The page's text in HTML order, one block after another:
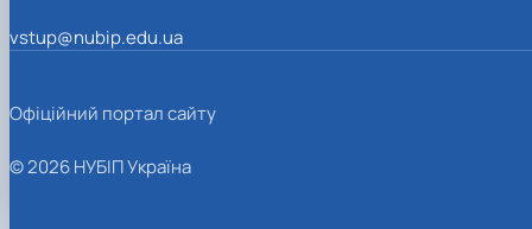
vstup@nubip.edu.ua
Офіційний портал сайту
© 2026 НУБІП Україна